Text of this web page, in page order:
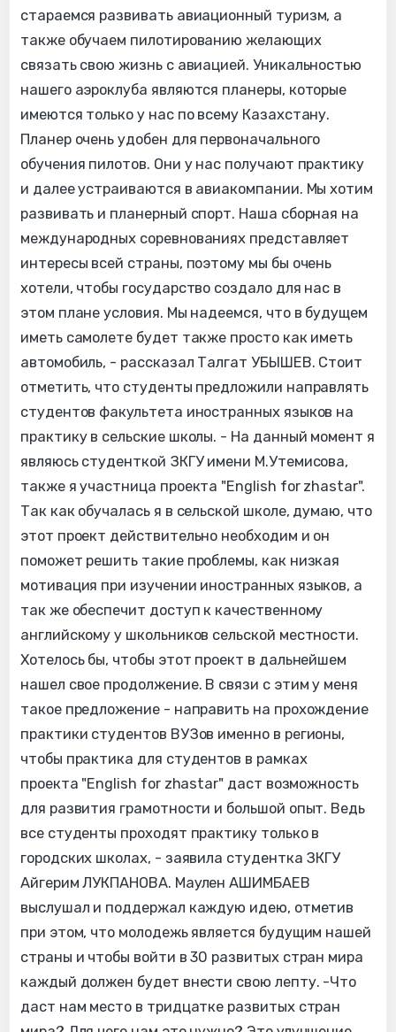
стараемся развивать авиационный туризм, а
также обучаем пилотированию желающих
связать свою жизнь с авиацией. Уникальностью
нашего аэроклуба являются планеры, которые
имеются только у нас по всему Казахстану.
Планер очень удобен для первоначального
обучения пилотов. Они у нас получают практику
и далее устраиваются в авиакомпании. Мы хотим
развивать и планерный спорт. Наша сборная на
международных соревнованиях представляет
интересы всей страны, поэтому мы бы очень
хотели, чтобы государство создало для нас в
этом плане условия. Мы надеемся, что в будущем
иметь самолете будет также просто как иметь
автомобиль, - рассказал Талгат УБЫШЕВ. Стоит
отметить, что студенты предложили направлять
студентов факультета иностранных языков на
практику в сельские школы. - На данный момент я
являюсь студенткой ЗКГУ имени М.Утемисова,
также я участница проекта "English for zhastar".
Так как обучалась я в сельской школе, думаю, что
этот проект действительно необходим и он
поможет решить такие проблемы, как низкая
мотивация при изучении иностранных языков, а
так же обеспечит доступ к качественному
английскому у школьников сельской местности.
Хотелось бы, чтобы этот проект в дальнейшем
нашел свое продолжение. В связи с этим у меня
такое предложение - направить на прохождение
практики студентов ВУЗов именно в регионы,
чтобы практика для студентов в рамках
проекта "English for zhastar" даст возможность
для развития грамотности и большой опыт. Ведь
все студенты проходят практику только в
городских школах, - заявила студентка ЗКГУ
Айгерим ЛУКПАНОВА. Маулен АШИМБАЕВ
выслушал и поддержал каждую идею, отметив
при этом, что молодежь является будущим нашей
страны и чтобы войти в 30 развитых стран мира
каждый должен будет внести свою лепту. -Что
даст нам место в тридцатке развитых стран